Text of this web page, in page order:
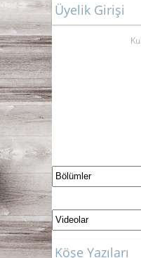
Üyelik Girişi
Köşe Yazıları